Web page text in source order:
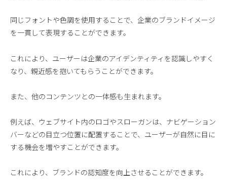
同じフォントや色調を使用することで、企業のブランドイメージ
を一貫して表現することができます。
これにより、ユーザーは企業のアイデンティティを認識しやすく
なり、親近感を抱いてもらうことができます。
また、他のコンテンツとの一体感も生まれます。
例えば、ウェブサイト内のロゴやスローガンは、ナビゲーション
バーなどの目立つ位置に配置することで、ユーザーが自然に目に
する機会を増やすことができます。
これにより、ブランドの認知度を向上させることができます。